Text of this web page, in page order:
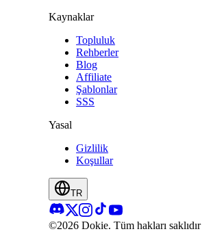
Kaynaklar
Topluluk
Rehberler
Blog
Affiliate
Şablonlar
SSS
Yasal
Gizlilik
Koşullar
TR
©2026 Dokie.Tüm hakları saklıdır